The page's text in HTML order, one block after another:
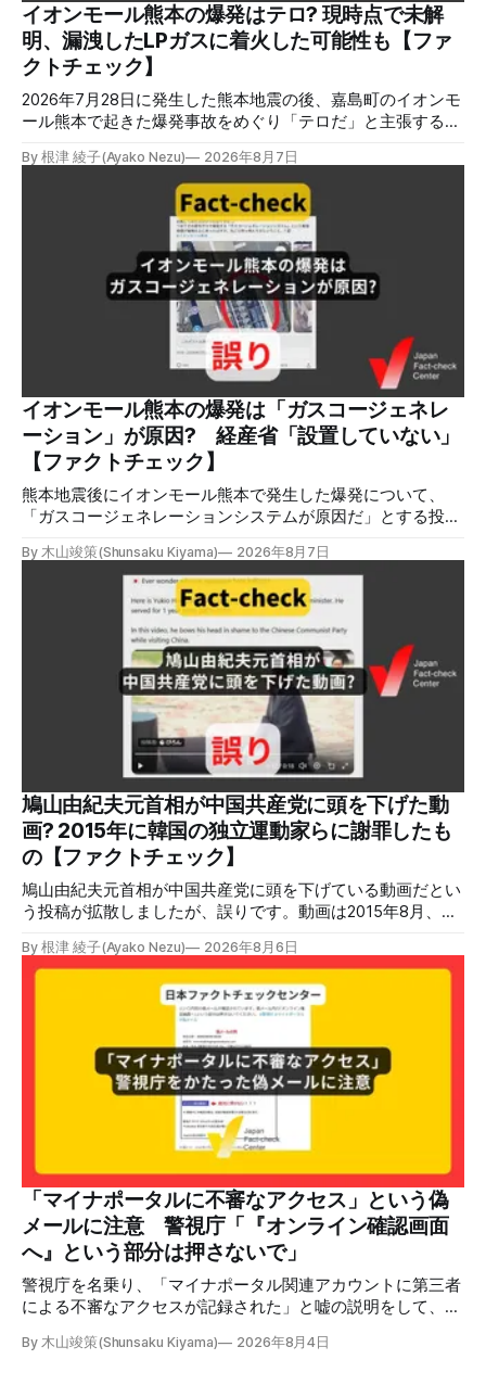
イオンモール熊本の爆発はテロ? 現時点で未解
明、漏洩したLPガスに着火した可能性も【ファ
クトチェック】
2026年7月28日に発生した熊本地震の後、嘉島町のイオンモ
ール熊本で起きた爆発事故をめぐり「テロだ」と主張する投
LPガスに着火した可能性に言及していますが、現時点で未解
明です。イオンは8月5日、外部専門家らによる事故調査委員
会を設置すると発表しました。 検証対象 拡散した言説 2026
年8月2日、イオンモール熊本の爆発がテロによるものだと主
張する投稿がＸで拡散した。 検証する理由 8月5日現在、投
稿は600回以上リポストされ、表示は19万件を超える。 同様
の情報の拡散量を調べるため、「熊本」「イオンモール」
「爆発」「テロ」など複数のキーワードを組み合わせてソー
シャル分析ツールMeltwaterで調べると、総投稿数は8月5日
までに約9900件あった(例1,2,3)。拡散のほとんどはXだ。 こ
れらの投稿は根拠を示していないが、「ガス爆発には見えな
いね」「これは 熊本を略奪する為のテロですよ」など、投
稿を真に受けたり、同調する反応が多い。「デマまたは不確
定な情報を流すな」や「陰謀論だよ」などの指摘
By 根津 綾子(Ayako Nezu) 2026年8月7日
イオンモール熊本の爆発は「ガスコージェネレ
ーション」が原因? 経産省「設置していない」
【ファクトチェック】
熊本地震後にイオンモール熊本で発生した爆発について、
「ガスコージェネレーションシステムが原因だ」とする投稿
ジェネレーションやガス発電機は設置していないことを確認
している」と発表し、LPガスが原因だった可能性が高いと説
明しています。またイオンは5日、事故原因を調べる事故調
査委員会を設置すると発表しました。 検証対象 拡散した投
ガスを燃料としてガスエンジンやガスタービンで発電し、排
熱を冷暖房などに利用する「ガスコージェネレーション」が
原因だとする投稿が拡散した（例1、例2）。 検証する理由
ソーシャルリスニングツールMeltwaterで調べると、これら
の投稿の表示回数は少なくとも合計194万回を超えている。
爆発の原因をめぐって、さまざまな根拠不明の情報が飛び交
っているため検証する。 検証過程 イオンモール熊本の爆発
2026年7月28日午後16時27分ごろ、熊本県で震度7の地震が
発生した。午後6時ごろ、嘉島町のショッピングセンター
「イ
By 木山竣策(Shunsaku Kiyama) 2026年8月7日
鳩山由紀夫元首相が中国共産党に頭を下げた動
画? 2015年に韓国の独立運動家らに謝罪したも
の【ファクトチェック】
鳩山由紀夫元首相が中国共産党に頭を下げている動画だとい
う投稿が拡散しましたが、誤りです。動画は2015年8月、鳩
立運動家らに謝罪した映像です。中国共産党に対して頭を下
げている動画ではありません。 検証対象 拡散した言説 2026
年7月30日、「日本人がなぜ左翼を嫌うのか、考えたことは
ありますか？/ここに日本の左寄り首相だった鳩山由紀夫が
います。彼は2009年から2010年まで1年間務めました。/こ
のビデオでは、彼が中国を訪問中に中国共産党に対して恥じ
らいながら頭を下げています」という英文付きの動画がXで
ポストされ、表示は20万件を超える。 投稿には「私の日本
語力が衰えていたら申し訳ないですが、動画に『韓国』と書
いてあるように見えます」などの英語の指摘もあるが、「日
本が犯した残虐行為を謝罪するのは悪いことだと思わない」
「共産主義者に恥じて頭を下げるべき人はいない」など、拡
散した投稿を真に受けた反応も多いため検証する。 検証過
程 動
By 根津 綾子(Ayako Nezu) 2026年8月6日
「マイナポータルに不審なアクセス」という偽
メールに注意 警視庁「『オンライン確認画面
へ』という部分は押さないで」
警視庁を名乗り、「マイナポータル関連アカウントに第三者
による不審なアクセスが記録された」と嘘の説明をして、リ
で、メール内のリンクを押さないようにと注意を呼びかけて
By 木山竣策(Shunsaku Kiyama) 2026年8月4日